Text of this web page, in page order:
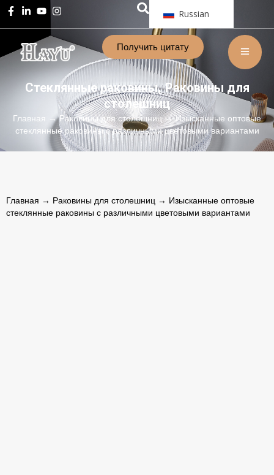
Russian
Получить цитату
Стеклянные раковины,Раковины для
столешниц
Главная →Раковины для столешниц→ Изысканные оптовые
стеклянные раковины с различными цветовыми вариантами
Главная → Раковины для столешниц → Изысканные оптовые
стеклянные раковины с различными цветовыми вариантами